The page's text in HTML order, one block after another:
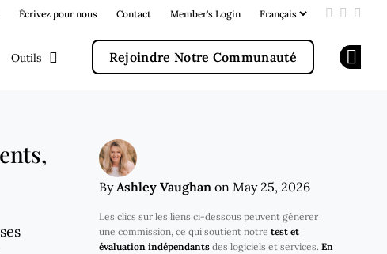
Écrivez pour nous Contact Member's Login Add us
Follow
Outils Rejoindre Notre Communauté
ByAshley Vaughanon May 25, 2026
Les clics sur les liens ci-dessous peuvent générer
une commission, ce qui soutient notre test et
évaluation indépendantsdes logiciels et services. En